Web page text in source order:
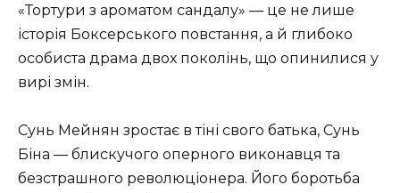
«Тортури з ароматом сандалу» — це не лише
історія Боксерського повстання, а й глибоко
особиста драма двох поколінь, що опинилися у
вирі змін.
Сунь Мейнян зростає в тіні свого батька, Сунь
Біна — блискучого оперного виконавця та
безстрашного революціонера. Його боротьба